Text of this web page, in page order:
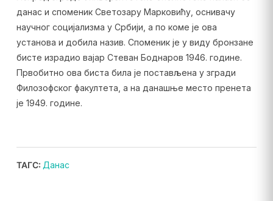
данас и споменик Светозару Марковићу, оснивачу
научног социјализма у Србији, а по коме је ова
установа и добила назив. Споменик је у виду бронзане
бисте израдио вајар Стеван Боднаров 1946. године.
Првобитно ова биста била је постављена у згради
Филозофског факултета, а на данашње место пренета
је 1949. године.
ТАГС: Данас